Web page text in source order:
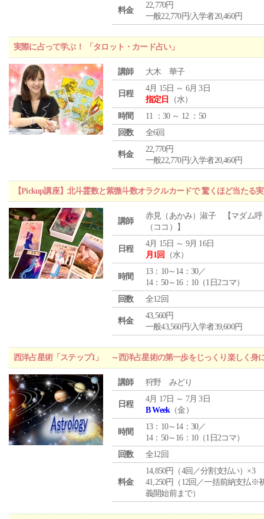
料金
22,770円
一般22,770円/入学者20,460円
実際に占って学ぶ！ 「タロット・カード占い」
講師 大木 華子
日程
4月 15日 ～ 6月 3日
指定日
（水）
時間
11 ：30 ～ 12 ：50
回数
全6回
料金
22,770円
一般22,770円/入学者20,460円
【Pickup講座】北斗霊数と紫微斗数オラクルカードで 驚くほど当たる
講師
赤見（あかみ）淑子 【マダム呼
（ココ）】
日程
4月 15日 ～ 9月 16日
月1回
（水）
時間
13：10～14：30／
14：50～16：10（1日2コマ）
回数
全12回
料金
43,560円
一般43,560円/入学者39,600円
西洋占星術「ステップ1」 ～西洋占星術の第一歩をじっくり楽しく身
講師 狩野 みどり
日程
4月 17日 ～ 7月 3日
B Week（金）
時間
13：10～14：30／
14：50～16：10（1日2コマ）
回数
全12回
料金
14,850円（4回／分割支払い）×3
41,250円（12回／一括前納支払※
義開始前まで）